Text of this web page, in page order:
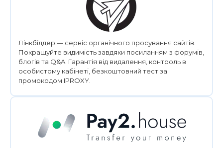
Лінкбілдер — сервіс органічного просування сайтів.
Покращуйте видимість завдяки посиланням з форумів,
блогів та Q&A. Гарантія від видалення, контроль в
особистому кабінеті, безкоштовний тест за
промокодом IPROXY.